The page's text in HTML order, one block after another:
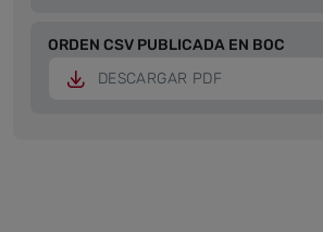
ORDEN CSV PUBLICADA EN BOC
DESCARGAR PDF